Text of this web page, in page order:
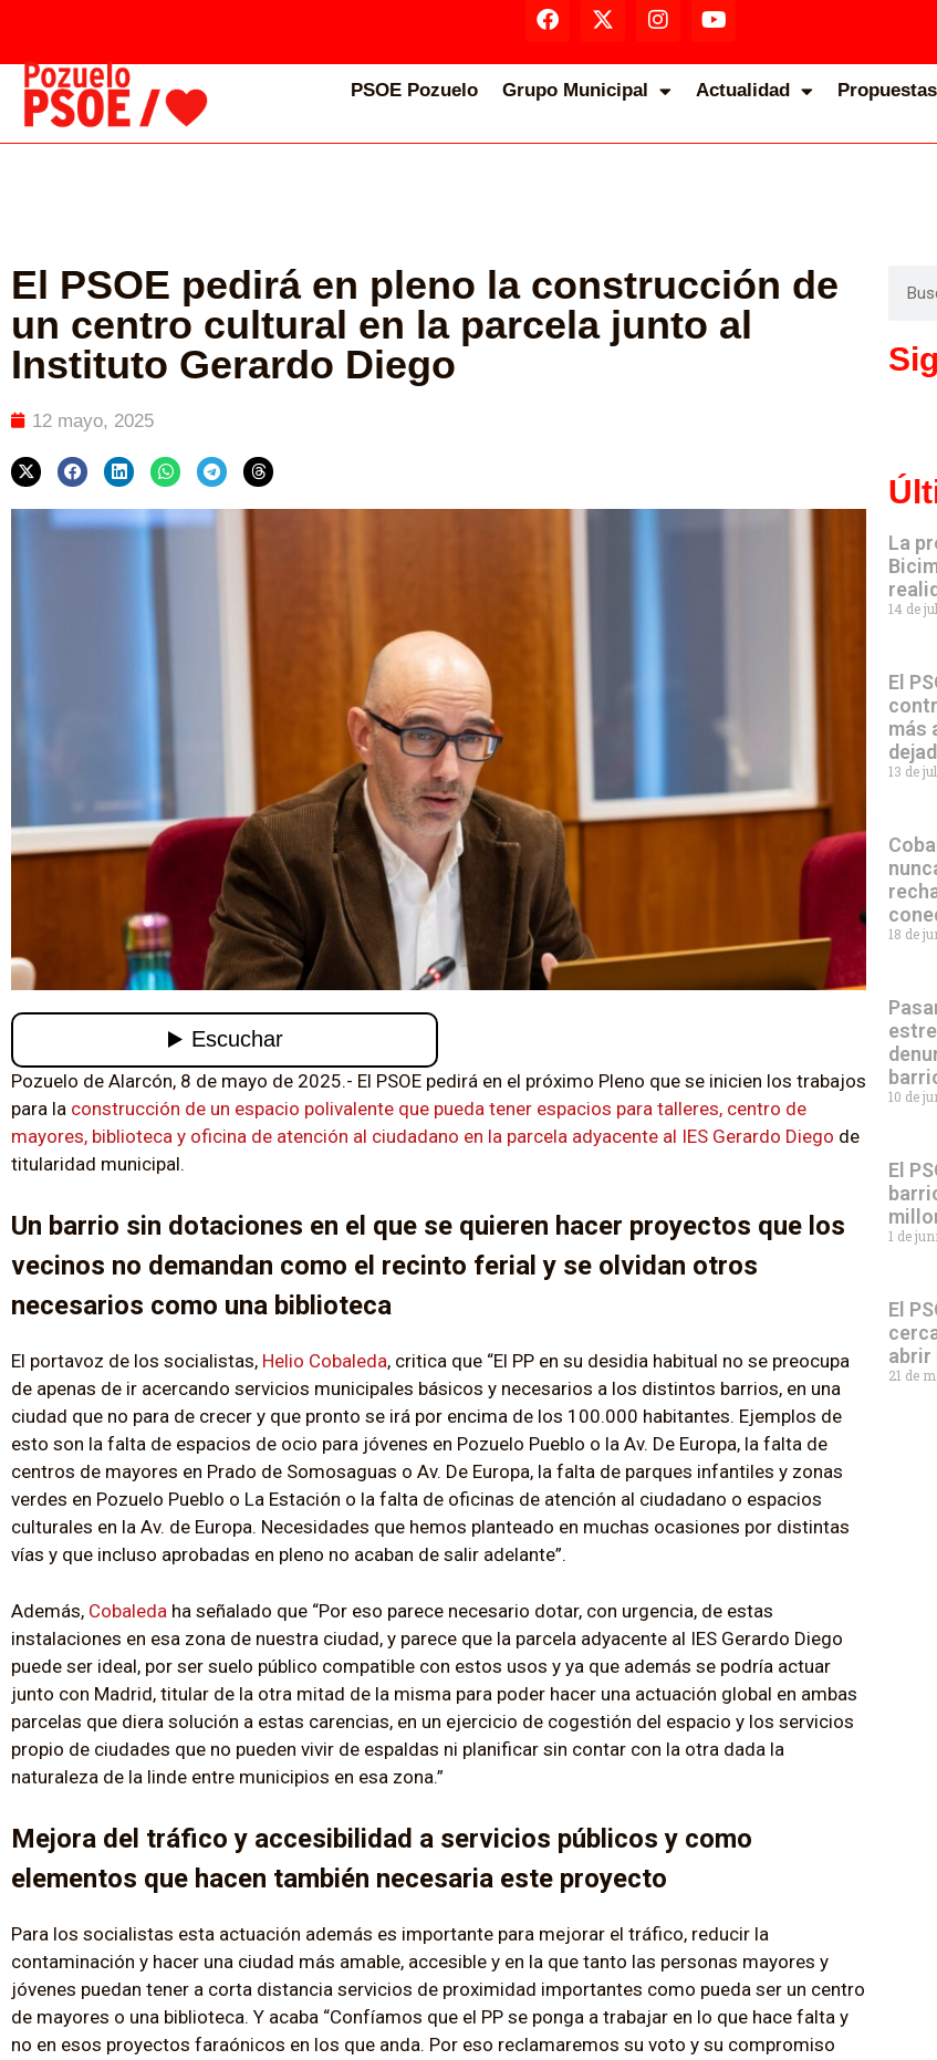
PSOE Pozuelo Grupo Municipal Actualidad Propuestas
El PSOE pedirá en pleno la construcción de
un centro cultural en la parcela junto al
Instituto Gerardo Diego
12 mayo, 2025
Pozuelo de Alarcón, 8 de mayo de 2025.- El PSOE pedirá en el próximo Pleno que se inicien los trabajos
para la construcción de un espacio polivalente que pueda tener espacios para talleres, centro de
mayores, biblioteca y oficina de atención al ciudadano en la parcela adyacente al IES Gerardo Diego de
titularidad municipal.
Un barrio sin dotaciones en el que se quieren hacer proyectos que los
vecinos no demandan como el recinto ferial y se olvidan otros
necesarios como una biblioteca
El portavoz de los socialistas, Helio Cobaleda, critica que “El PP en su desidia habitual no se preocupa
de apenas de ir acercando servicios municipales básicos y necesarios a los distintos barrios, en una
ciudad que no para de crecer y que pronto se irá por encima de los 100.000 habitantes. Ejemplos de
esto son la falta de espacios de ocio para jóvenes en Pozuelo Pueblo o la Av. De Europa, la falta de
centros de mayores en Prado de Somosaguas o Av. De Europa, la falta de parques infantiles y zonas
verdes en Pozuelo Pueblo o La Estación o la falta de oficinas de atención al ciudadano o espacios
culturales en la Av. de Europa. Necesidades que hemos planteado en muchas ocasiones por distintas
vías y que incluso aprobadas en pleno no acaban de salir adelante”.
Además, Cobaleda ha señalado que “Por eso parece necesario dotar, con urgencia, de estas
instalaciones en esa zona de nuestra ciudad, y parece que la parcela adyacente al IES Gerardo Diego
puede ser ideal, por ser suelo público compatible con estos usos y ya que además se podría actuar
junto con Madrid, titular de la otra mitad de la misma para poder hacer una actuación global en ambas
parcelas que diera solución a estas carencias, en un ejercicio de cogestión del espacio y los servicios
propio de ciudades que no pueden vivir de espaldas ni planificar sin contar con la otra dada la
naturaleza de la linde entre municipios en esa zona.”
Mejora del tráfico y accesibilidad a servicios públicos y como
elementos que hacen también necesaria este proyecto
Para los socialistas esta actuación además es importante para mejorar el tráfico, reducir la
contaminación y hacer una ciudad más amable, accesible y en la que tanto las personas mayores y
jóvenes puedan tener a corta distancia servicios de proximidad importantes como pueda ser un centro
de mayores o una biblioteca. Y acaba “Confíamos que el PP se ponga a trabajar en lo que hace falta y
no en esos proyectos faraónicos en los que anda. Por eso reclamaremos su voto y su compromiso
La
14 de
El
más
13 de
18 de
10 de
El
1 de
El
abrir
21 de